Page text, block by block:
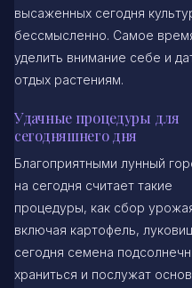
высаженных сегодня
бессмысленно. Самое
уделить внимание себе и
отдых растениям.
Удачные процедуры для
сегодняшнего дня
Благоприятными лунный
на сегодня считает такие
процедуры, как сбор
включая картофель,
сегодня семена
храниться и послужат